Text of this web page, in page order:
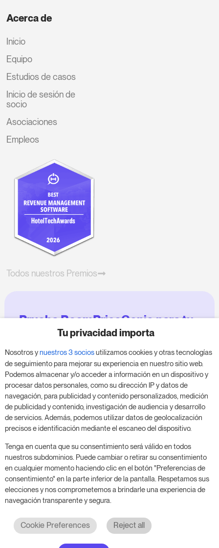
Acerca de
Inicio
Equipo
Estudios de casos
Inicio de sesión de
socio
Asociaciones
Empleos
Todos nuestros Premios
Prueba RoomPriceGenie para tu
negocio
Aprovecha nuestra prueba de 14 días y mejora tu
negocio, sin compromiso.
Agenda una reunión para empezar tu prueba
gratuita de 14 días.
Inicia tu prueba gratuita
Programa una reunión
Tu privacidad importa
Nosotros ynuestros 3 sociosutilizamos cookies y otras tecnologías
de seguimiento para mejorar su experiencia en nuestro sitio web.
Podemos almacenar y/o acceder a información en un dispositivo y
procesar datos personales, como su dirección IP y datos de
navegación, para publicidad y contenido personalizados, medición
de publicidad y contenido, investigación de audiencia y desarrollo
de servicios. Además, podemos utilizar datos de geolocalización
precisos e identificación mediante el escaneo del dispositivo.
Tenga en cuenta que su consentimiento será válido en todos
nuestros subdominios. Puede cambiar o retirar su consentimiento
en cualquier momento haciendo clic en el botón "Preferencias de
consentimiento" en la parte inferior de la pantalla. Respetamos sus
elecciones y nos comprometemos a brindarle una experiencia de
navegación transparente y segura.
Cookie Preferences Reject all